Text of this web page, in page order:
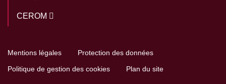
CEROM
Mentions légales
Protection des données
Politique de gestion des cookies
Plan du site